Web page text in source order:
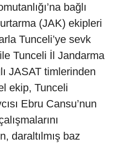
bağlı
(JAK) ekipleri
Tunceli’ye sevk
Tunceli İl Jandarma
JASAT timlerinden
ekip, Tunceli
Ebru Cansu’nun
daraltılmış baz